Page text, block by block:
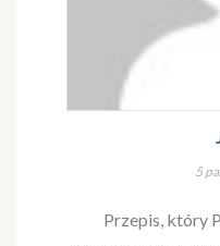
5
Przepis, który